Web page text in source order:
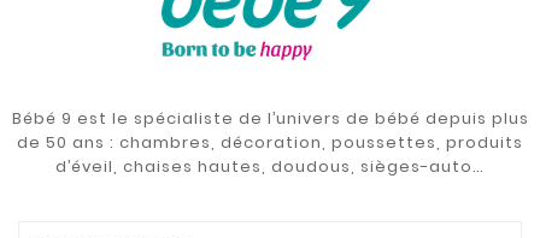
Bébé 9 est le spécialiste de l’univers de bébé depuis plus
de 50 ans : chambres, décoration, poussettes, produits
d’éveil, chaises hautes, doudous, sièges-auto…